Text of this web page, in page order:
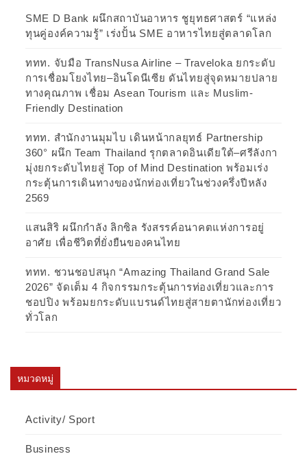
SME D Bank ผนึกสถาบันอาหาร ชูยุทธศาสตร์ “แหล่ง
ทุนคู่องค์ความรู้” เร่งปั้น SME อาหารไทยสู่ตลาดโลก
ททท. จับมือ TransNusa Airline – Traveloka ยกระดับ
การเชื่อมโยงไทย–อินโดนีเซีย ดันไทยสู่จุดหมายปลาย
ทางคุณภาพ เชื่อม Asean Tourism และ Muslim-
Friendly Destination
ททท. สำนักงานมุมไบ เดินหน้ากลยุทธ์ Partnership
360° ผนึก Team Thailand รุกตลาดอินเดียใต้–ศรีลังกา
มุ่งยกระดับไทยสู่ Top of Mind Destination พร้อมเร่ง
กระตุ้นการเดินทางของนักท่องเที่ยวในช่วงครึ่งปีหลัง
2569
แสนสิริ ผนึกกำลัง ลิกซิล รังสรรค์อนาคตแห่งการอยู่
อาศัย เพื่อชีวิตที่ยั่งยืนของคนไทย
ททท. ชวนชอปสนุก “Amazing Thailand Grand Sale
2026” จัดเต็ม 4 กิจกรรมกระตุ้นการท่องเที่ยวและการ
ชอปปิง พร้อมยกระดับแบรนด์ไทยสู่สายตานักท่องเที่ยว
ทั่วโลก
หมวดหมู่
Activity/ Sport
Business